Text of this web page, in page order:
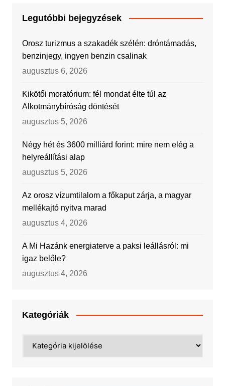
Legutóbbi bejegyzések
Orosz turizmus a szakadék szélén: dróntámadás,
benzinjegy, ingyen benzin csalinak
augusztus 6, 2026
Kikötői moratórium: fél mondat élte túl az
Alkotmánybíróság döntését
augusztus 5, 2026
Négy hét és 3600 milliárd forint: mire nem elég a
helyreállítási alap
augusztus 5, 2026
Az orosz vízumtilalom a főkaput zárja, a magyar
mellékajtó nyitva marad
augusztus 4, 2026
A Mi Hazánk energiaterve a paksi leállásról: mi
igaz belőle?
augusztus 4, 2026
Kategóriák